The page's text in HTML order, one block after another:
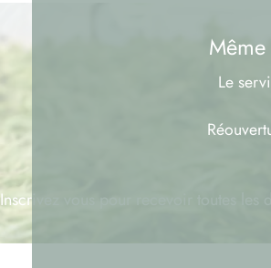
Inscrivez vous pour recevoir toutes les
Le